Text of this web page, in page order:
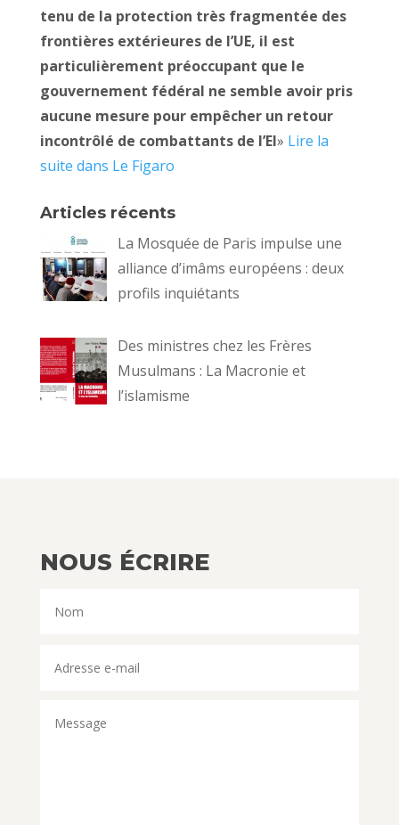
tenu de la protection très fragmentée des
frontières extérieures de l’UE, il est
particulièrement préoccupant que le
gouvernement fédéral ne semble avoir pris
aucune mesure pour empêcher un retour
incontrôlé de combattants de l’EI» Lire la
suite dans Le Figaro
Articles récents
La Mosquée de Paris impulse une
alliance d’imâms européens : deux
profils inquiétants
Des ministres chez les Frères
Musulmans : La Macronie et
l’islamisme
NOUS ÉCRIRE